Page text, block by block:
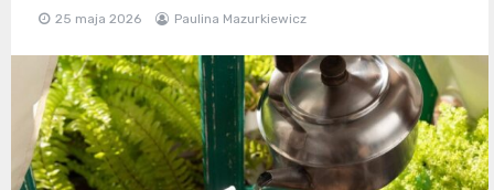
25 maja 2026 Paulina Mazurkiewicz